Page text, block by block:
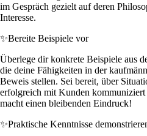
im Gespräch gezielt auf deren
Interesse.
✨Bereite Beispiele vor
Überlege dir konkrete Beispiele aus
die deine Fähigkeiten in der
Beweis stellen. Sei bereit, über
erfolgreich mit Kunden kommuniziert
macht einen bleibenden Eindruck!
✨Praktische Kenntnisse